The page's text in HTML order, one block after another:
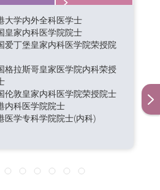
大学内外全科医学士
皇家内科医学院院士
爱丁堡皇家内科医学院荣授院
格拉斯哥皇家医学院内科荣授
伦敦皇家内科医学院荣授院士
内科医学院院士
医学专科学院院士(内科)